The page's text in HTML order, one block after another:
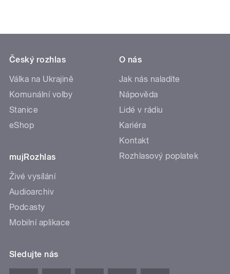
Český rozhlas
Válka na Ukrajině
Komunální volby
Stanice
eShop
mujRozhlas
Živé vysílání
Audioarchiv
Podcasty
Mobilní aplikace
O nás
Jak nás naladíte
Nápověda
Lidé v rádiu
Kariéra
Kontakt
Rozhlasový poplatek
Sledujte nás